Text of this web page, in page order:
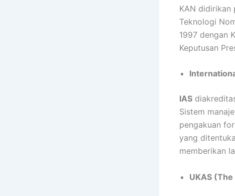
KAN didirikan
Teknologi
1997 dengan
Keputusan
IAS
Sistem
pengakuan
yang
memberikan
UKAS